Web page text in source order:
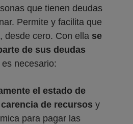
que tienen deudas
Permite y facilita que
desde cero. Con ella se
de sus deudas
necesario:
el estado de
de recursos y
para pagar las